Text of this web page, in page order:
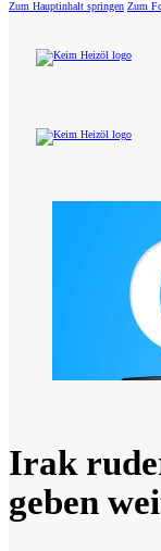
Zum Hauptinhalt springen Zum
Irak
geben